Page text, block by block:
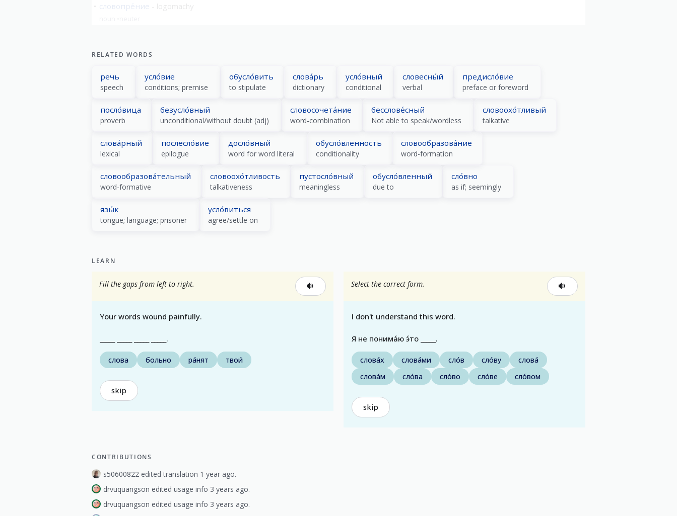
словопре́ние
RELATED WORDS
речь
speech
усло́вие
conditions; premise
обусло́вить
to stipulate
слова́рь
dictionary
усло́вный
conditional
словесны́й
verbal
предисло́вие
preface or foreword
посло́вица
proverb
безусло́вный
unconditional/without doubt (adj)
словосочета́ние
word-combination
бесслове́сный
Not able to speak/wordless
словоохо́тливый
talkative
слова́рный
lexical
послесло́вие
epilogue
досло́вный
word for word literal
обусло́вленность
conditionality
словообразова́ние
word-formation
словообразова́тельный
word-formative
словоохо́тливость
talkativeness
пустосло́вный
meaningless
обусло́вленный
due to
сло́вно
as if; seemingly
язы́к
tongue; language; prisoner
усло́виться
agree/settle on
LEARN
Fill the gaps from left to right.
Your words wound painfully.
_____ _____ _____ _____.
слова больно ра́нят твои́
skip
Select the correct form.
I don't understand this word.
Я не понима́ю э́то _____.
слова́х слова́ми сло́в сло́ву
слова́
слова́м
сло́ва сло́во сло́ве сло́вом
skip
CONTRIBUTIONS
s50600822 edited translation 1 year ago.
drvuquangson edited usage info 3 years ago.
drvuquangson edited usage info 3 years ago.